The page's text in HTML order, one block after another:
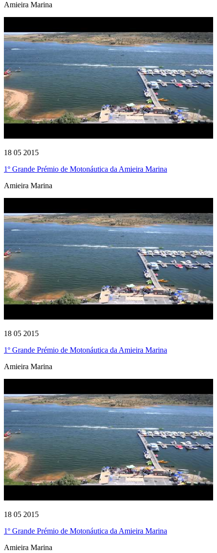
Amieira Marina
18 05 2015
1º Grande Prémio de Motonáutica da Amieira Marina
Amieira Marina
18 05 2015
1º Grande Prémio de Motonáutica da Amieira Marina
Amieira Marina
18 05 2015
1º Grande Prémio de Motonáutica da Amieira Marina
Amieira Marina